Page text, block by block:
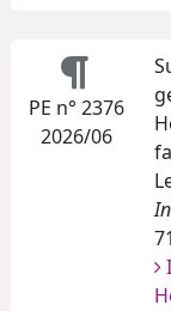
PE n° 2376
2026/06